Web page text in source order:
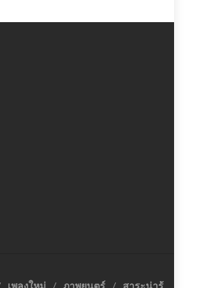
เพลงใหม่ ภาพยนตร์ สาระน่ารู้